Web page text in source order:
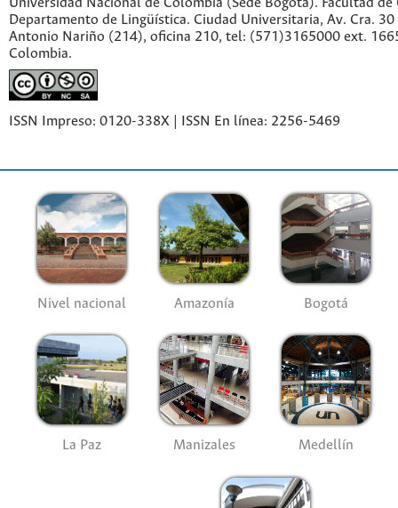
Departamento de Lingüística. Ciudad Universitaria, Av. Cra.
Antonio Nariño (214), oficina 210, tel: (571)3165000 ext.
Colombia.
ISSN Impreso: 0120-338X | ISSN En línea: 2256-5469
Nivel nacional Amazonía Bogotá
La Paz Manizales Medellín